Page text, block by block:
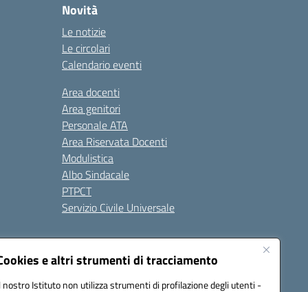
e altri strumenti di tracciamento
nostro Istituto non utilizza strumenti di profilazione degli utenti -
Novità
Le notizie
Le circolari
Calendario eventi
Area docenti
Area genitori
Personale ATA
Area Riservata Docenti
Modulistica
Albo Sindacale
PTPCT
Servizio Civile Universale